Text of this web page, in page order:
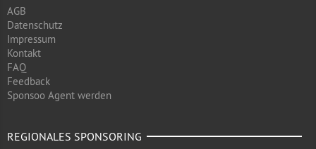
AGB
Datenschutz
Impressum
Kontakt
FAQ
Feedback
Sponsoo Agent werden
REGIONALES SPONSORING